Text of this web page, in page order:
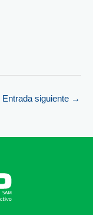
Entrada siguiente →